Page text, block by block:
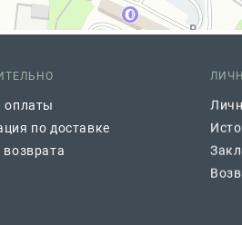
оплаты
по доставке